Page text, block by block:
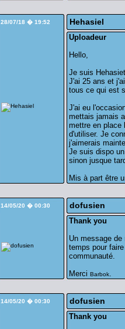
28/07/18 � 19:52 Hehasiel
Uploadeur
Hello,
Je suis
J'ai 25 ans et
tous ce qui est
J'ai eu
mettais jamais
mettre en place
d'utiliser. Je
j'aimerais
Je suis dispo
sinon jusque
Mis à part être
14/05/20 � 00:30 dofusien
Thank you
Un message
temps pour
communauté.
Merci Barbok.
14/05/20 � 00:30 dofusien
Thank you